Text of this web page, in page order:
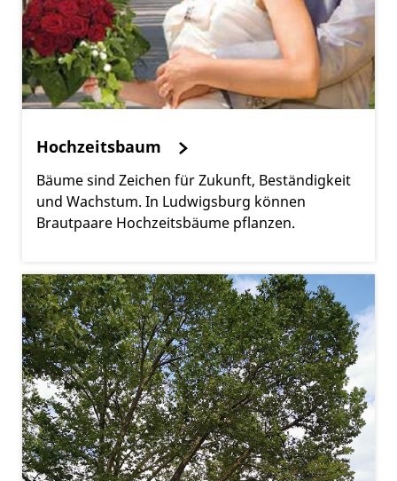
Hochzeitsbaum
Bäume sind Zeichen für Zukunft, Beständigkeit
und Wachstum. In Ludwigsburg können
Brautpaare Hochzeitsbäume pflanzen.